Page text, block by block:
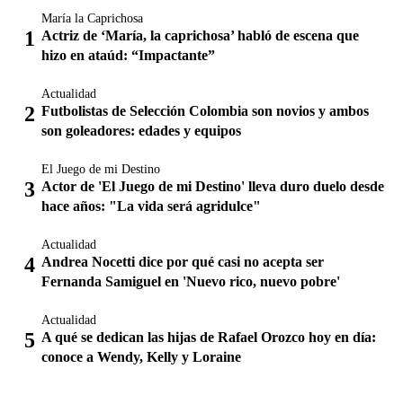
María la Caprichosa
Actriz de ‘María, la caprichosa’ habló de escena que
hizo en ataúd: “Impactante”
Actualidad
Futbolistas de Selección Colombia son novios y ambos
son goleadores: edades y equipos
El Juego de mi Destino
Actor de 'El Juego de mi Destino' lleva duro duelo desde
hace años: "La vida será agridulce"
Actualidad
Andrea Nocetti dice por qué casi no acepta ser
Fernanda Samiguel en 'Nuevo rico, nuevo pobre'
Actualidad
A qué se dedican las hijas de Rafael Orozco hoy en día:
conoce a Wendy, Kelly y Loraine